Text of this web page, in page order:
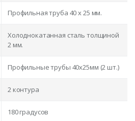
Профильная труба 40 х 25 мм.
Холоднокатанная сталь толщиной
2 мм.
Профильные трубы 40х25мм (2 шт.)
2 контура
180 градусов